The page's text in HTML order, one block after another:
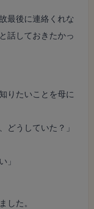
最後に連絡くれな
話しておきたかっ
りたいことを母に
どうしていた？」
」
した。